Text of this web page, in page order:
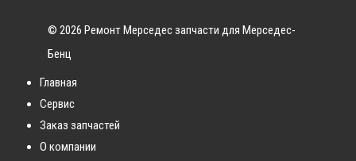
© 2026 Ремонт Мерседес запчасти для Мерседес-
Бенц
Главная
Сервис
Заказ запчастей
О компании